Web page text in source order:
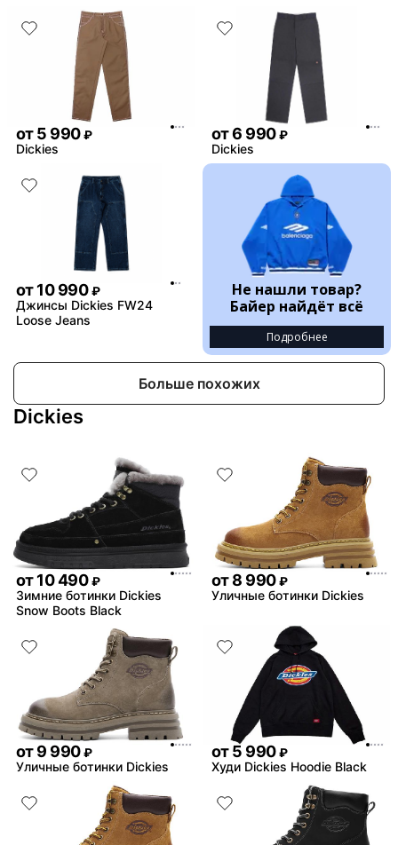
от5 990 ₽
Dickies
от6 990 ₽
Dickies
от10 990 ₽
Джинсы Dickies FW24
Loose Jeans
Не нашли товар?
Байер найдёт всё
Подробнее
Больше похожих
Dickies
от10 490 ₽
Зимние ботинки Dickies
Snow Boots Black
от8 990 ₽
Уличные ботинки Dickies
от9 990 ₽
Уличные ботинки Dickies
от5 990 ₽
Худи Dickies Hoodie Black